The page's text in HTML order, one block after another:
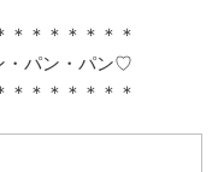
＊＊＊＊＊＊＊
・パン・パン♡
＊＊＊＊＊＊＊